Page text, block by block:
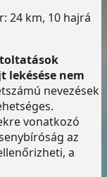
km, 10 hajrá
nem
nevezések
vonatkozó
az
a